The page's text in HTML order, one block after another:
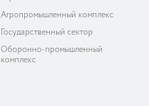
Агропромышленный комплекс
Государственный сектор
Оборонно-промышленный
комплекс